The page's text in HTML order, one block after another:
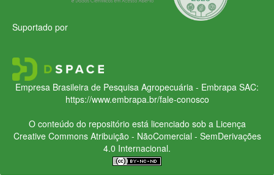
Suportado por
Empresa Brasileira de Pesquisa Agropecuária - Embrapa SAC:
https://www.embrapa.br/fale-conosco
O conteúdo do repositório está licenciado sob a Licença
Creative CommonsAtribuição - NãoComercial - SemDerivações
4.0 Internacional.